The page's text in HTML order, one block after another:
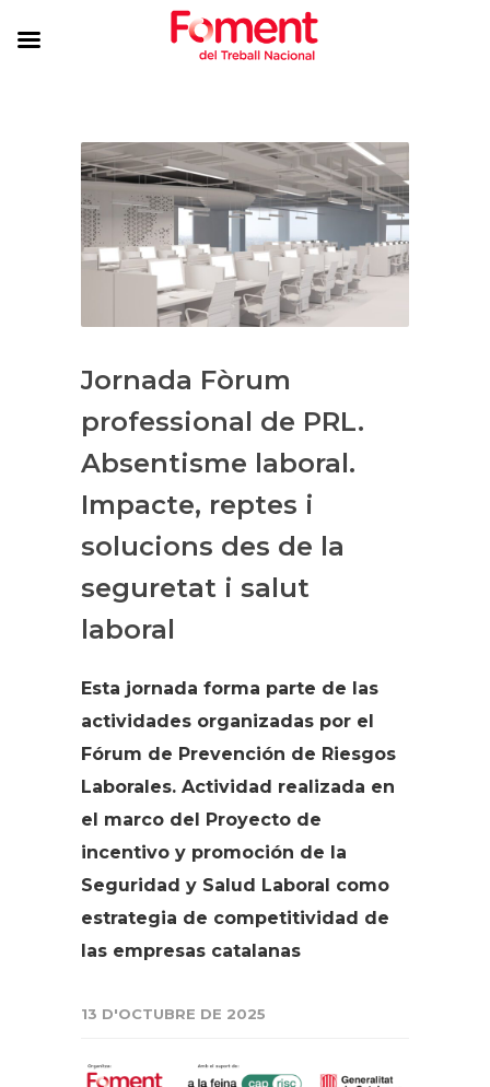
Jornada Fòrum
professional de PRL.
Absentisme laboral.
Impacte, reptes i
solucions des de la
seguretat i salut
laboral
Esta jornada forma parte de las
actividades organizadas por el
Fórum de Prevención de Riesgos
Laborales. Actividad realizada en
el marco del Proyecto de
incentivo y promoción de la
Seguridad y Salud Laboral como
estrategia de competitividad de
las empresas catalanas
13 D'OCTUBRE DE 2025